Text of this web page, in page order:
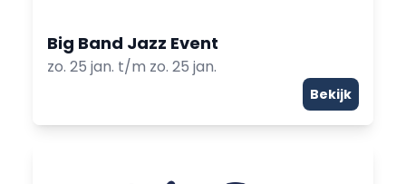
Big Band Jazz Event
zo. 25 jan. t/m zo. 25 jan.
Bekijk